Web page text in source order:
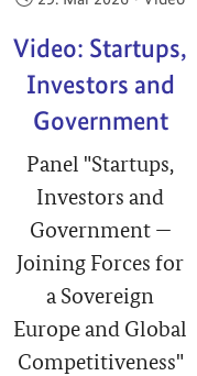
Video: Startups,
Investors and
Government
Panel "Startups,
Investors and
Government —
Joining Forces for
a Sovereign
Europe and Global
Competitiveness"